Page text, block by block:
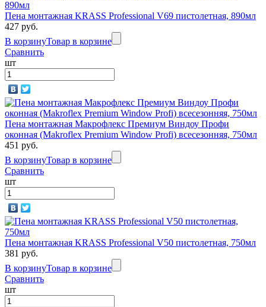
Пена монтажная KRASS Professional V69 пистолетная, 890мл
427 руб.
В корзинуТовар в корзине
Сравнить
шт
Пена монтажная Макрофлекс Премиум Виндоу Профи
оконная (Makroflex Premium Window Profi) всесезонняя, 750мл
451 руб.
В корзинуТовар в корзине
Сравнить
шт
Пена монтажная KRASS Professional V50 пистолетная, 750мл
381 руб.
В корзинуТовар в корзине
Сравнить
шт